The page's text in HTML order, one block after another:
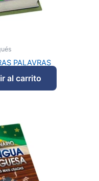
PALAVRAS
al carrito